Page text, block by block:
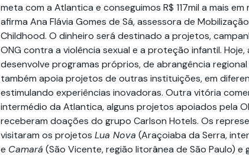
meta com a Atlantica e conseguimos R$ 117mil a mais
afirma Ana Flávia Gomes de Sá, assessora de
Childhood. O dinheiro será destinado a projetos,
ONG contra a violência sexual e a proteção infantil. Hoje,
desenvolve programas próprios, de abrangência
também apoia projetos de outras instituições, em
estimulando experiências inovadoras. Outra vitória
intermédio da Atlantica, alguns projetos apoiados pela
receberam doações do grupo Carlson Hotels. Os
visitaram os projetos Lua Nova (Araçoiaba da Serra,
e Camará (São Vicente, região litorânea de São Paulo)